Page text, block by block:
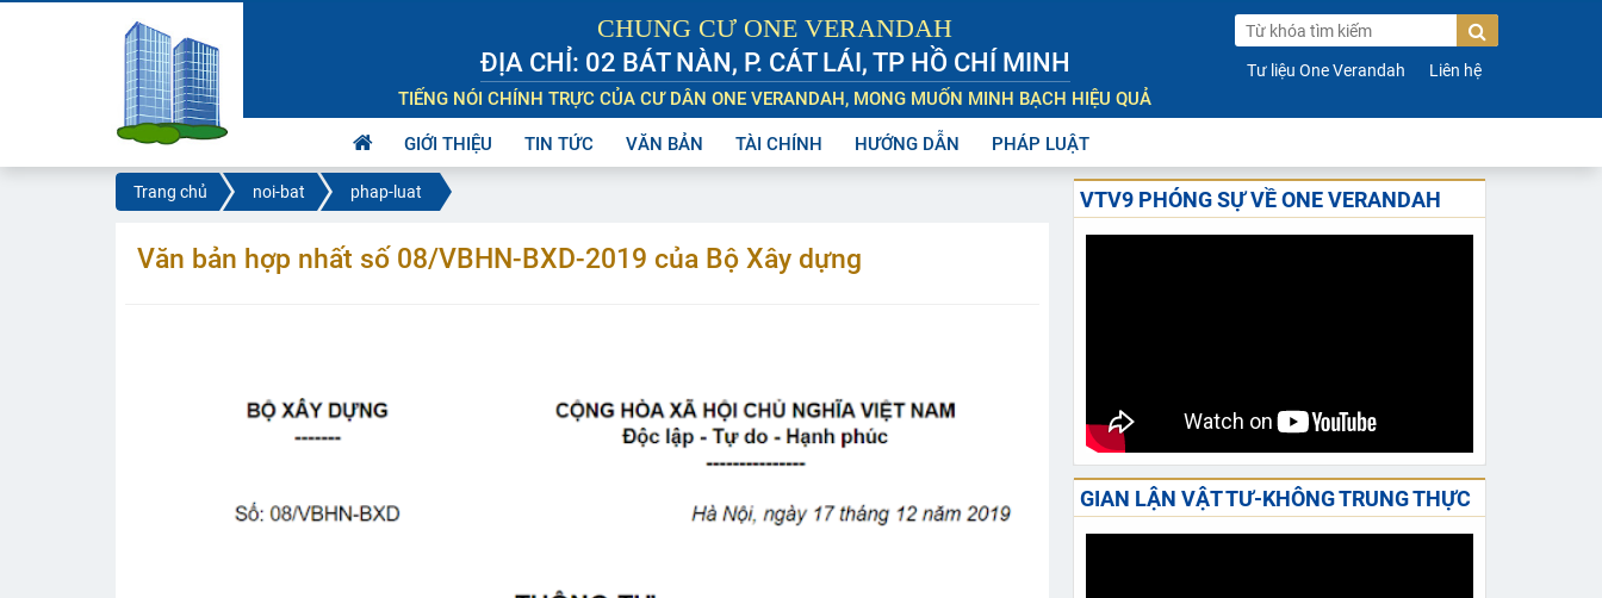
GIỚI THIỆU TIN TỨC VĂN BẢN TÀI CHÍNH HƯỚNG DẪN PHÁP LUẬT
CHUNG CƯ ONE VERANDAH
ĐỊA CHỈ: 02 BÁT NÀN, P. CÁT LÁI, TP HỒ CHÍ MINH
TIẾNG NÓI CHÍNH TRỰC CỦA CƯ DÂN ONE VERANDAH, MONG MUỐN MINH BẠCH HIỆU QUẢ
Tư liệu One Verandah Liên hệ
Trang chủ noi-bat phap-luat
Văn bản hợp nhất số 08/VBHN-BXD-2019 của Bộ Xây dựng
VTV9 PHÓNG SỰ VỀ ONE VERANDAH
GIAN LẬN VẬT TƯ-KHÔNG TRUNG THỰC